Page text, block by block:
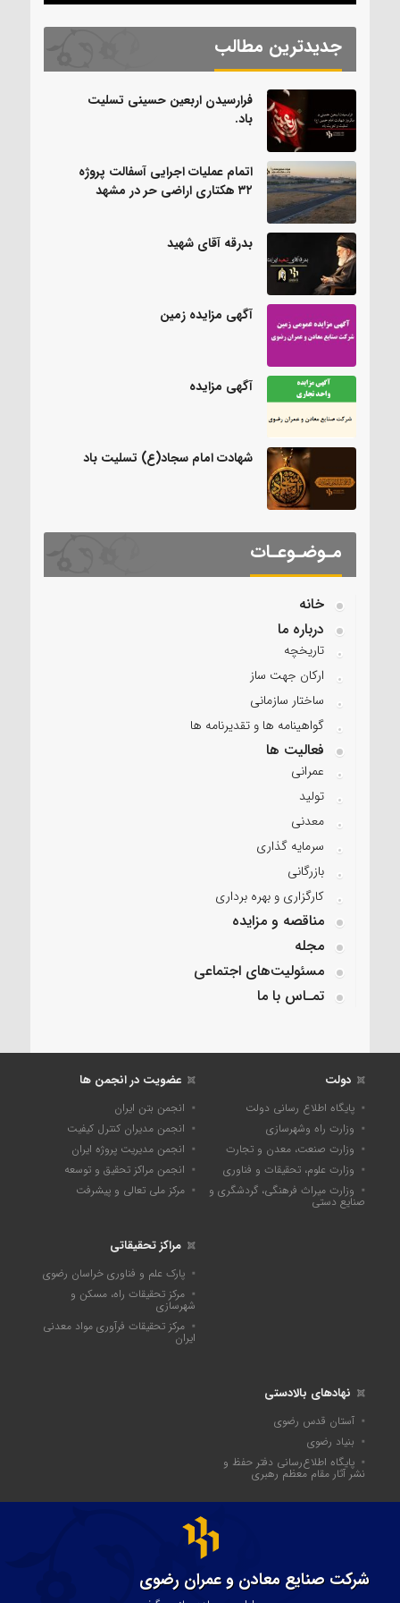
جدیدترین مطالب
فرارسیدن اربعین حسینی تسلیت
باد.
اتمام عملیات اجرایی آسفالت پروژه
۳۲ هکتاری اراضی حر در مشهد
بدرقه آقای شهید
آگهی مزایده زمین
آگهی مزایده
شهادت امام سجاد(ع) تسلیت باد
مـوضـوعـات
خانه
درباره ما
تاریخچه
ارکان جهت ساز
ساختار سازمانی
گواهینامه ها و تقدیرنامه ها
فعالیت ها
عمرانی
تولید
معدنی
سرمایه گذاری
بازرگانی
کارگزاری و بهره برداری
مناقصه و مزایده
مجله
مسئولیت‌های اجتماعی
تمـاس با ما
دولت
پایگاه اطلاع رسانی دولت
وزارت راه وشهرسازی
وزارت صنعت، معدن و تجارت
وزارت علوم، تحقیقات و فناوری
وزارت میراث فرهنگی، گردشگری و
صنایع دستی
عضویت در انجمن ها
انجمن بتن ایران
انجمن مدیران کنترل کیفیت
انجمن مدیریت پروژه ایران
انجمن مراکز تحقیق و توسعه
مرکز ملی تعالی و پیشرفت
مراکز تحقیقاتی
پارک علم و فناوری خراسان رضوی
مرکز تحقیقات راه، مسکن و
شهرسازی
مرکز تحقیقات فرآوری مواد معدنی
ایران
نهادهای بالادستی
آستان قدس رضوی
بنیاد رضوی
پايگاه اطلاع‌رسانی دفتر حفظ و
نشر آثار مقام معظم رهبری
شرکت صنایع معادن و عمران رضوی